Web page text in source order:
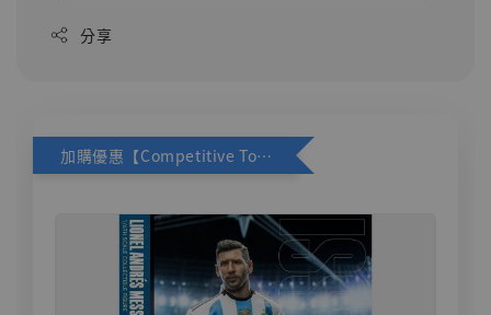
分享
加購優惠【Competitive Toys 梅西 [CM001]】